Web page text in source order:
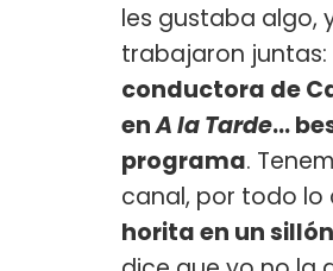
les gustaba algo,
trabajaron juntas:
conductora de
enA la Tarde...
programa.
canal, por todo lo
horita en un